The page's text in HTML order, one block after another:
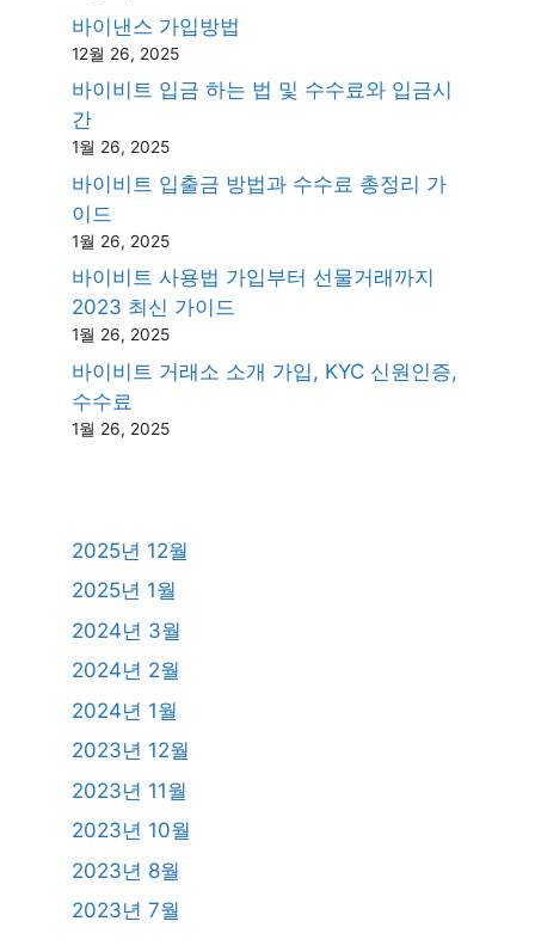
바이낸스 가입방법
12월 26, 2025
바이비트 입금 하는 법 및 수수료와 입금시
간
1월 26, 2025
바이비트 입출금 방법과 수수료 총정리 가
이드
1월 26, 2025
바이비트 사용법 가입부터 선물거래까지
2023 최신 가이드
1월 26, 2025
바이비트 거래소 소개 가입, KYC 신원인증,
수수료
1월 26, 2025
2025년 12월
2025년 1월
2024년 3월
2024년 2월
2024년 1월
2023년 12월
2023년 11월
2023년 10월
2023년 8월
2023년 7월